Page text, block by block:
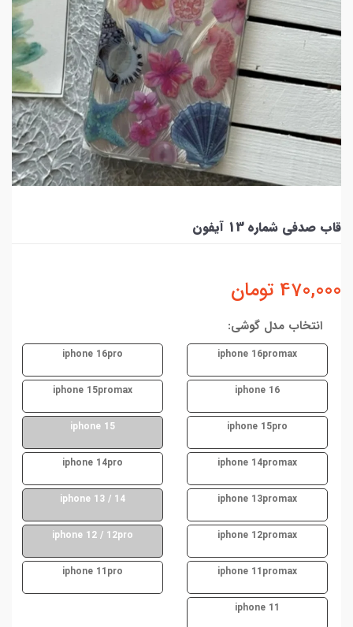
قاب صدفی شماره 13 آیفون
470,000 تومان
انتخاب مدل گوشی:
iphone 16promax
iphone 16pro
iphone 16
iphone 15promax
iphone 15pro
iphone 15
iphone 14promax
iphone 14pro
iphone 13promax
iphone 13 / 14
iphone 12promax
iphone 12 / 12pro
iphone 11promax
iphone 11pro
iphone 11